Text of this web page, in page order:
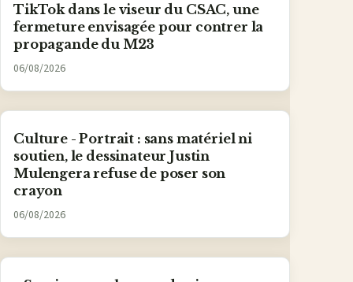
TikTok dans le viseur du CSAC, une
fermeture envisagée pour contrer la
propagande du M23
06/08/2026
Culture - Portrait : sans matériel ni
soutien, le dessinateur Justin
Mulengera refuse de poser son
crayon
06/08/2026